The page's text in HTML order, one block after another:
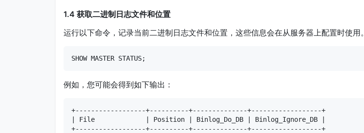
1.4 获取二进制日志文件和位置
运行以下命令，记录当前二进制日志文件和位置，这些信息会在从服务器上配置时使用。
SHOW MASTER STATUS;
例如，您可能会得到如下输出：
+------------------+----------+--------------+------------------+
| File             | Position | Binlog_Do_DB | Binlog_Ignore_DB |
+------------------+----------+--------------+------------------+